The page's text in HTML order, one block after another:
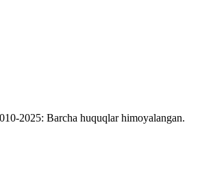
2025: Barcha huquqlar himoyalangan.